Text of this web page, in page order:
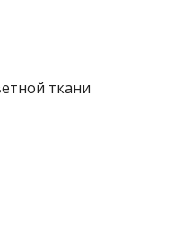
ткани